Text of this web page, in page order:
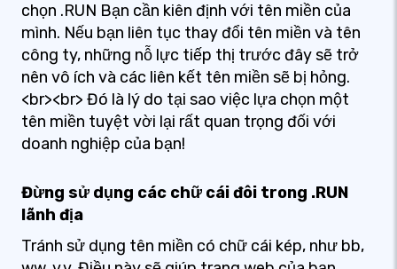
chọn .RUN Bạn cần kiên định với tên miền của
mình. Nếu bạn liên tục thay đổi tên miền và tên
công ty, những nỗ lực tiếp thị trước đây sẽ trở
nên vô ích và các liên kết tên miền sẽ bị hỏng.
<br><br> Đó là lý do tại sao việc lựa chọn một
tên miền tuyệt vời lại rất quan trọng đối với
doanh nghiệp của bạn!
Đừng sử dụng các chữ cái đôi trong .RUN
lãnh địa
Tránh sử dụng tên miền có chữ cái kép, như bb,